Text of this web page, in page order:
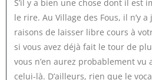
S’il y a bien une chose dont il est
le rire. Au Village des Fous, il n’y
raisons de laisser libre cours à
si vous avez déjà fait le tour de
vous n’en aurez probablement vu
celui-là. D’ailleurs, rien que le